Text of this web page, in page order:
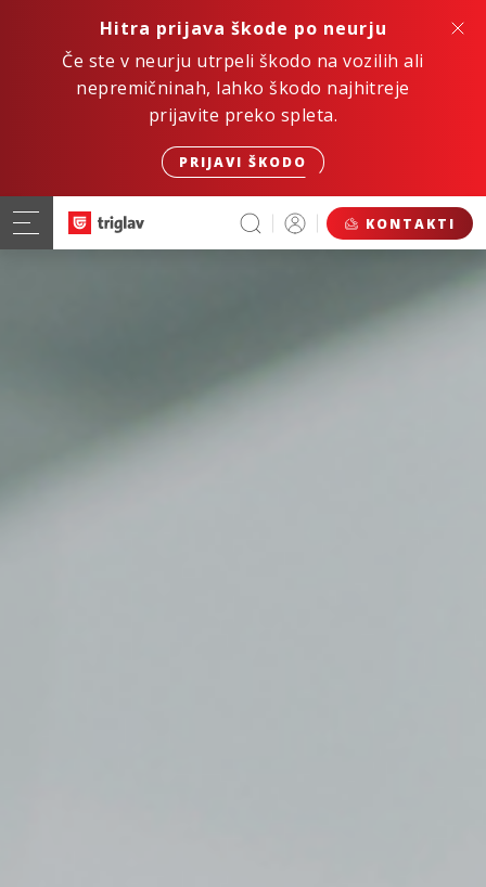
Hitra prijava škode po neurju
Če ste v neurju utrpeli škodo na vozilih ali
nepremičninah, lahko škodo najhitreje
prijavite preko spleta.
PRIJAVI ŠKODO
KONTAKTI